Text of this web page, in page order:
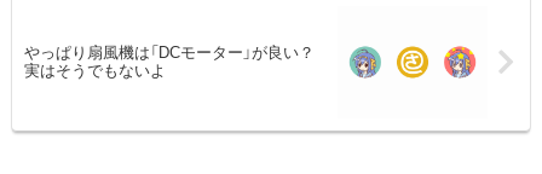
やっぱり扇風機は「DCモーター」が良い？
実はそうでもないよ